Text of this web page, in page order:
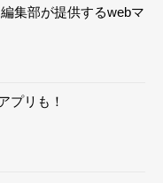
集部が提供するwebマ
プリも！